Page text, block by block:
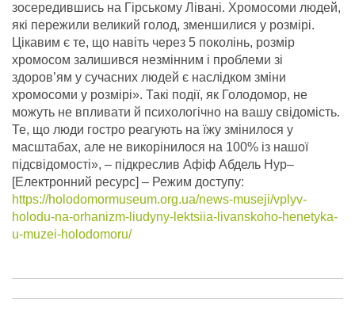
зосередившись на Гірському Лівані. Хромосоми людей,
які пережили великий голод, зменшилися у розмірі.
Цікавим є те, що навіть через 5 поколінь, розмір
хромосом залишився незмінним і проблеми зі
здоров’ям у сучасних людей є наслідком зміни
хромосоми у розмірі». Такі події, як Голодомор, не
можуть не впливати й психологічно на вашу свідомість.
Те, що люди гостро реагують на їжу змінилося у
масштабах, але не викорінилося на 100% із нашої
підсвідомості», – підкреслив Афіф Абдель Нур–
[Електронний ресурс] – Режим доступу:
https://holodomormuseum.org.ua/news-museji/vplyv-
holodu-na-orhanizm-liudyny-lektsiia-livanskoho-henetyka-
u-muzei-holodomoru/